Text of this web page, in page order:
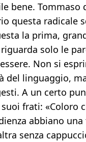
bene. Tommaso
questa radicale
la prima,
solo le
Non si
del linguaggio,
A un certo
frati: «Coloro
abbiano
senza